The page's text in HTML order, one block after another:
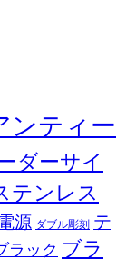
ンティー
ダーサイ
テンレス
源 ダブル彫刻 テ
ラック ブラ